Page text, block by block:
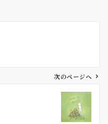
次のページへ